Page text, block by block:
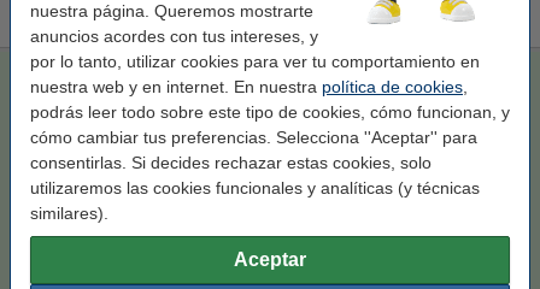
nuestra página. Queremos mostrarte
anuncios acordes con tus intereses, y
por lo tanto, utilizar cookies para ver tu comportamiento en
nuestra web y en internet. En nuestra política de cookies
podrás leer todo sobre este tipo de cookies, cómo funcionan, y
cómo cambiar tus preferencias. Selecciona ''Aceptar'' para
consentirlas. Si decides rechazar estas cookies, solo
utilizaremos las cookies funcionales y analíticas (y técnicas
similares).
Aceptar
Marca 123tinta - HP 14 (C5010DE) cartucho color
tres colores cartucho de tinta 31 ml 123tinta
Ver características y descripción
Ahorro de casi
en comparación con el
Precio por ml 0,40 €